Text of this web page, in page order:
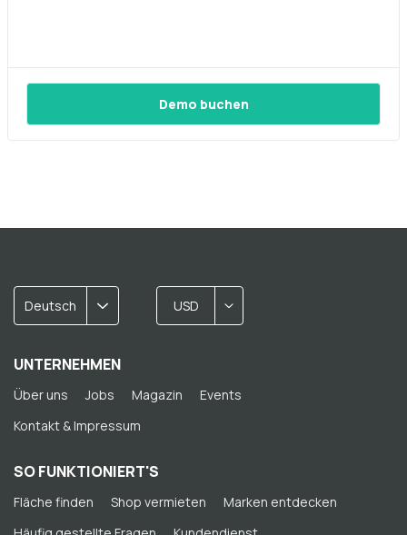
Demo buchen
Deutsch USD
UNTERNEHMEN
Über uns Jobs Magazin
Events
Kontakt & Impressum
SO FUNKTIONIERT'S
Fläche finden Shop vermieten
Marken entdecken